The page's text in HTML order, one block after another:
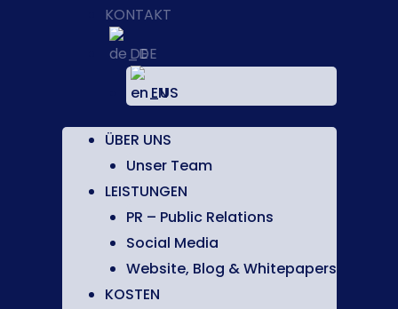
KONTAKT
DE
EN
ÜBER UNS
Unser Team
LEISTUNGEN
PR – Public Relations
Social Media
Website, Blog & Whitepapers
KOSTEN